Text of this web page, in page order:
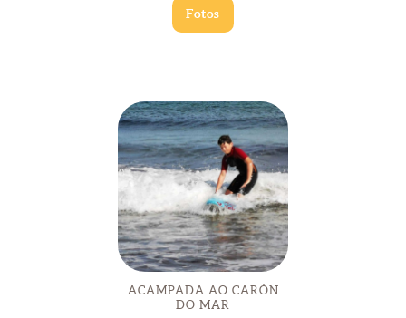
Fotos
ACAMPADA AO CARÓN
DO MAR